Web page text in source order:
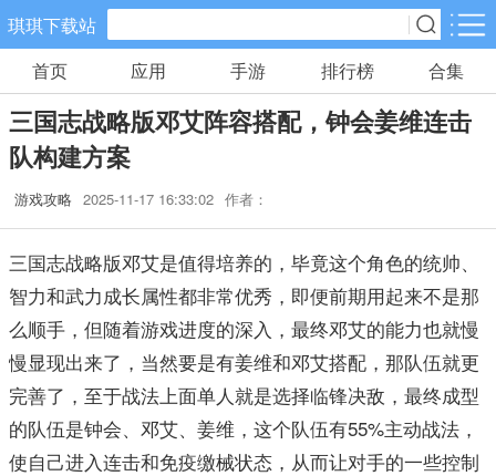
琪琪下载站
手游分类 应用分类
卡牌回合
461款手游
休闲益智
角色扮演
棋牌游戏
0款手游
飞行射击
27款手游
动作格斗
25款手游
策略塔防
体育竞速
22款手游
冒险解谜
模拟经营
22款手游
音乐舞蹈
1款手游
儿童教育
2款手游
首页 应用 手游 排行榜 合集
三国志战略版邓艾阵容搭配，钟会姜维连击
队构建方案
游戏攻略 2025-11-17 16:33:02 作者：
三国志战略版邓艾是值得培养的，毕竟这个角色的统帅、
智力和武力成长属性都非常优秀，即便前期用起来不是那
么顺手，但随着游戏进度的深入，最终邓艾的能力也就慢
慢显现出来了，当然要是有姜维和邓艾搭配，那队伍就更
完善了，至于战法上面单人就是选择临锋决敌，最终成型
的队伍是钟会、邓艾、姜维，这个队伍有55%主动战法，
使自己进入连击和免疫缴械状态，从而让对手的一些控制